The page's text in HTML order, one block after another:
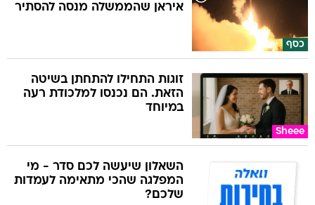
כסף
איראן שהממשלה מנסה להסתיר
Sheee
זוגות התחילו להתחתן בשיטה
הזאת. הם נכנסו למלכודת רעה
במיוחד
השאלון שיעשה לכם סדר - מי
המפלגה שהכי מתאימה לעמדות
שלכם?